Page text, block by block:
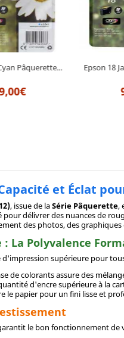
Pâquerette... Epson 18
et Éclat
, issue de laSérie Pâquerette,
délivrer des nuances de
des photos, des
La Polyvalence
supérieure pour
de colorants assure des
d'encre supérieure à la
le papier pour un fini lisse et
le bon fonctionnement de